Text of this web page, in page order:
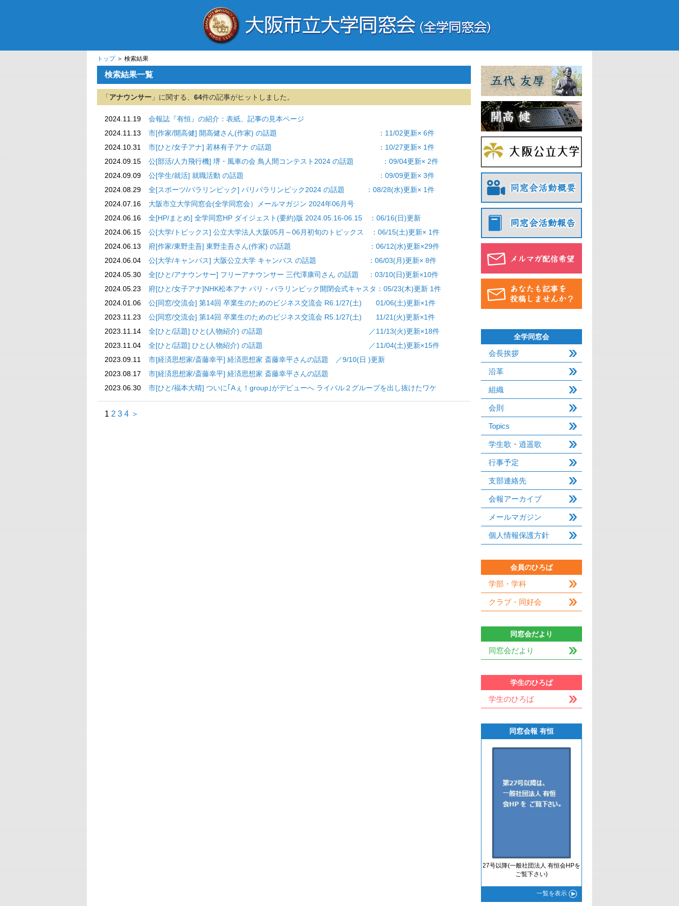
トップ＞ 検索結果
検索結果一覧
「 アナウンサー 」に関する、 64件の記事がヒットしました。
2024.11.19
会報誌『有恒』の紹介：表紙、記事の見本ページ
2024.11.13
市[作家/開高健] 開高健さん(作家) の話題 ：11/02更新× 6件
2024.10.31
市[ひと/女子アナ] 若林有子アナ の話題 ：10/27更新× 1件
2024.09.15
公[部活/人力飛行機] 堺・風車の会 鳥人間コンテスト2024 の話題 ：09/04更新× 2件
2024.09.09
公[学生/就活] 就職活動 の話題 ：09/09更新× 3件
2024.08.29
全[スポーツ/パラリンピック] パリパラリンピック2024 の話題 ：08/28(水)更新× 1件
2024.07.16
大阪市立大学同窓会(全学同窓会）メールマガジン 2024年06月号
2024.06.16
全[HP/まとめ] 全学同窓HP ダイジェスト(要約)版 2024.05.16-06.15 ：06/16(日)更新
2024.06.15
公[大学/トピックス] 公立大学法人大阪05月～06月初旬のトピックス ：06/15(土)更新× 1件
2024.06.13
府[作家/東野圭吾] 東野圭吾さん(作家) の話題 ：06/12(水)更新×29件
2024.06.04
公[大学/キャンパス] 大阪公立大学 キャンパス の話題 ：06/03(月)更新× 8件
2024.05.30
全[ひと/アナウンサー] フリーアナウンサー 三代澤康司さん の話題 ：03/10(日)更新×10件
2024.05.23
府[ひと/女子アナ]NHK松本アナ パリ・パラリンピック開閉会式キャスタ：05/23(木)更新 1件
2024.01.06
公[同窓/交流会] 第14回 卒業生のためのビジネス交流会 R6.1/27(土) 01/06(土)更新×1件
2023.11.23
公[同窓/交流会] 第14回 卒業生のためのビジネス交流会 R5.1/27(土) 11/21(火)更新×1件
2023.11.14
全[ひと/話題] ひと(人物紹介) の話題 ／11/13(火)更新×18件
2023.11.04
全[ひと/話題] ひと(人物紹介) の話題 ／11/04(土)更新×15件
2023.09.11
市[経済思想家/斎藤幸平] 経済思想家 斎藤幸平さんの話題 ／9/10(日 )更新
2023.08.17
市[経済思想家/斎藤幸平] 経済思想家 斎藤幸平さんの話題
2023.06.30
市[ひと/福本大晴] ついに｢Aぇ！group｣がデビューへ ライバル２グループを出し抜けたワケ
1 2 3 4 ＞
全学同窓会
会長挨拶
沿革
組織
会則
Topics
学生歌・逍遥歌
行事予定
支部連絡先
会報アーカイブ
メールマガジン
個人情報保護方針
会員のひろば
学部・学科
クラブ・同好会
同窓会だより
同窓会だより
学生のひろば
学生のひろば
同窓会報 有恒
27号以降(一般社団法人 有恒会HPを
ご覧下さい)
一覧を表示